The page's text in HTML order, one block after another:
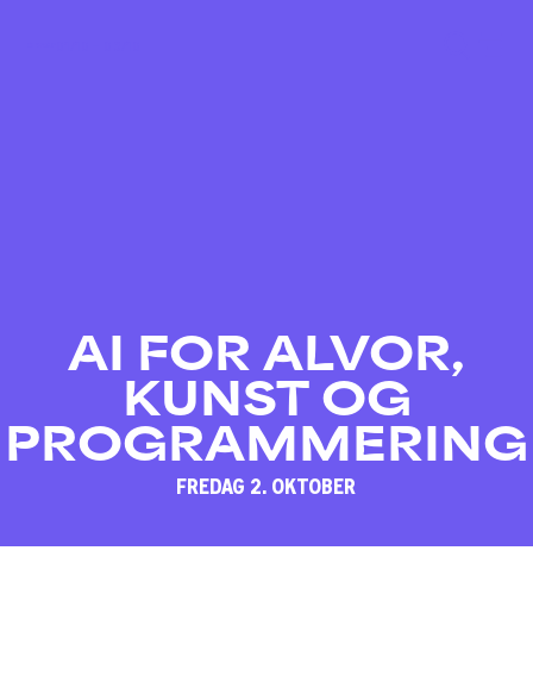
AI FOR ALVOR,
KUNST OG
PROGRAMMERING
FREDAG 2. OKTOBER